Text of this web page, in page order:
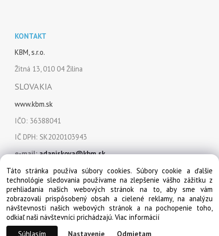
KONTAKT
KBM, s.r.o.
Žitná 13, 010 04 Žilina
SLOVAKIA
www.kbm.sk
IČO: 36388041
IČ DPH: SK2020103943
e-mail:adaniskova@kbm.sk
© Copyright 2022, KBM, s.r.o. Všetky práva vyhradené
Táto stránka používa súbory cookies. Súbory cookie a ďalšie
technológie sledovania používame na zlepšenie vášho zážitku z
prehliadania našich webových stránok na to, aby sme vám
zobrazovali prispôsobený obsah a cielené reklamy, na analýzu
návštevnosti našich webových stránok a na pochopenie toho,
odkiaľ naši návštevníci prichádzajú. Viac informácií
Súhlasím
Nastavenie Odmietam